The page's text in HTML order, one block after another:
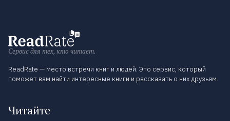
Сервис для тех, кто читает.
ReadRate — место встречи книг и людей. Это сервис, который
поможет вам найти интересные книги и рассказать о них друзьям.
Читайте